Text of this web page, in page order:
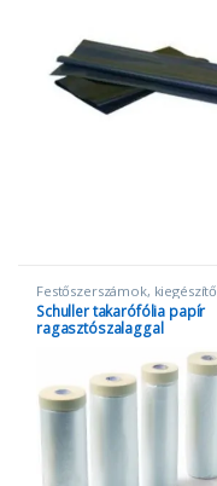
Festőszerszámok,
Takarópapír és fólia
Schuller takarófólia papír
ragasztószalaggal